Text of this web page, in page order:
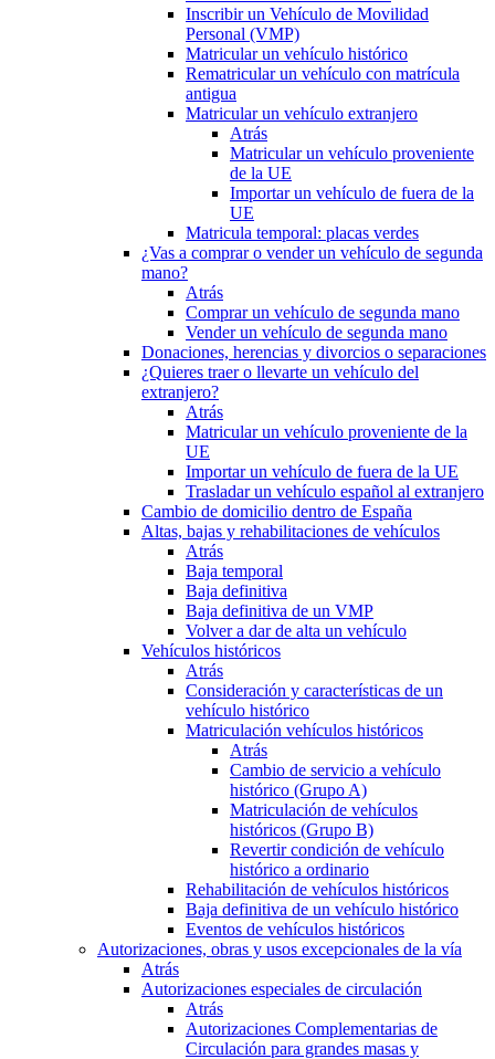
Inscribir un Vehículo de Movilidad
Personal (VMP)
Matricular un vehículo histórico
Rematricular un vehículo con matrícula
antigua
Matricular un vehículo extranjero
Atrás
Matricular un vehículo proveniente
de la UE
Importar un vehículo de fuera de la
UE
Matricula temporal: placas verdes
¿Vas a comprar o vender un vehículo de segunda
mano?
Atrás
Comprar un vehículo de segunda mano
Vender un vehículo de segunda mano
Donaciones, herencias y divorcios o separaciones
¿Quieres traer o llevarte un vehículo del
extranjero?
Atrás
Matricular un vehículo proveniente de la
UE
Importar un vehículo de fuera de la UE
Trasladar un vehículo español al extranjero
Cambio de domicilio dentro de España
Altas, bajas y rehabilitaciones de vehículos
Atrás
Baja temporal
Baja definitiva
Baja definitiva de un VMP
Volver a dar de alta un vehículo
Vehículos históricos
Atrás
Consideración y características de un
vehículo histórico
Matriculación vehículos históricos
Atrás
Cambio de servicio a vehículo
histórico (Grupo A)
Matriculación de vehículos
históricos (Grupo B)
Revertir condición de vehículo
histórico a ordinario
Rehabilitación de vehículos históricos
Baja definitiva de un vehículo histórico
Eventos de vehículos históricos
Autorizaciones, obras y usos excepcionales de la vía
Atrás
Autorizaciones especiales de circulación
Atrás
Autorizaciones Complementarias de
Circulación para grandes masas y